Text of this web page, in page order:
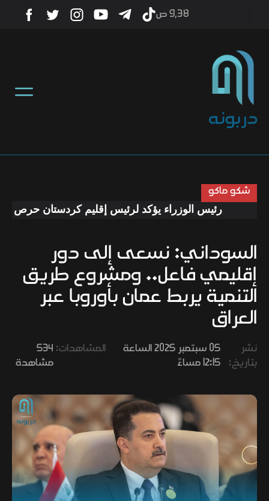
أخبار
رياضة
صحة
ثقافة
وفنون
9٫38 ص
شكو ماكو
رئيس الوزراء يؤكد لرئيس إقليم كردستان حرص
السوداني: نسعى إلى دور
إقليمي فاعل.. ومشروع طريق
التنمية يربط عمان بأوروبا عبر
العراق
نشر
بتاريخ:
05 سبتمبر 2025 الساعة
12:15 مساءً
المشاهدات: 534
مشاهدة